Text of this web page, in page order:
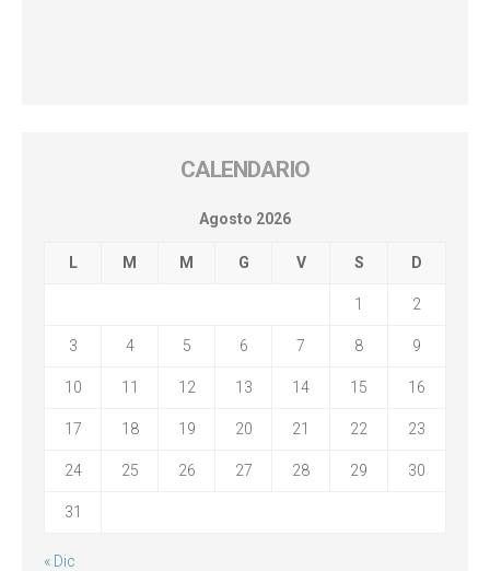
CALENDARIO
Agosto 2026
L M M G V S D
1 2
3 4 5 6 7 8 9
10 11 12 13 14 15 16
17 18 19 20 21 22 23
24 25 26 27 28 29 30
31
« Dic